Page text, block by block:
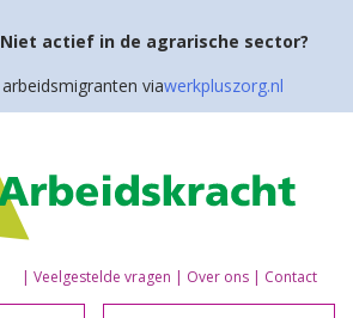
Niet actief in de agrarische sector?
viawerkpluszorg.nl
| Veelgestelde vragen | Over ons | Contact